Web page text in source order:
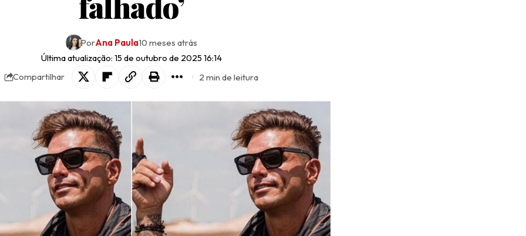
Última atualização: 15 de outubro de 2025 16:14
PorAna Paula10 meses atrás
Compartilhar 2 min de leitura